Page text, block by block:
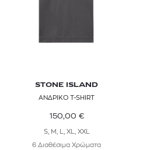
STONE ISLAND
ΑΝΔΡΙΚΟ T-SHIRT
150,00 €
S, M, L, XL, XXL
6 Διαθέσιμα Χρώματα